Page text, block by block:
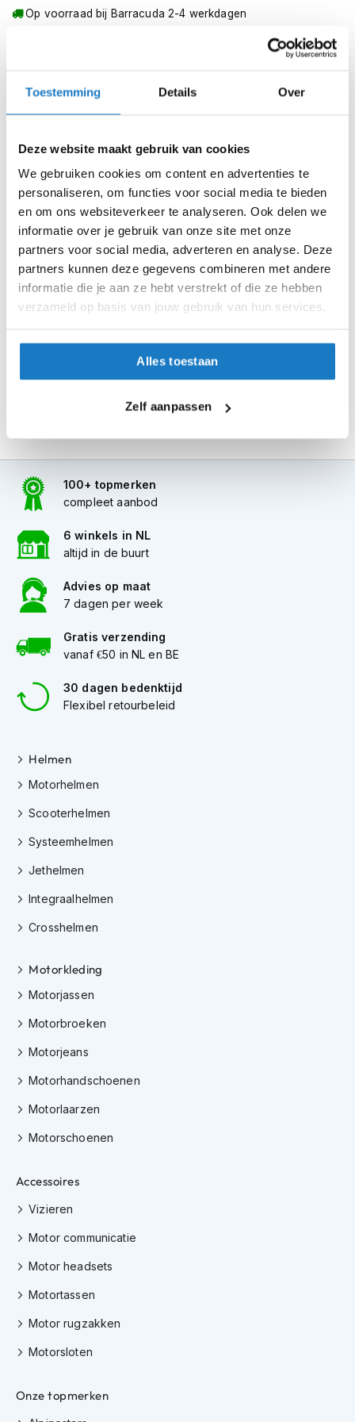
Toestemming Details Over
Deze website maakt gebruik van cookies
We gebruiken cookies om content en advertenties te
personaliseren, om functies voor social media te bieden
en om ons websiteverkeer te analyseren. Ook delen we
informatie over je gebruik van onze site met onze
partners voor social media, adverteren en analyse. Deze
partners kunnen deze gegevens combineren met andere
informatie die je aan ze hebt verstrekt of die ze hebben
verzameld op basis van jouw gebruik van hun services.
Alles toestaan
Zelf aanpassen
e
l
e
m
o
o
r
h
e
m
e
n
p
k
h
e
l
m
n
H
e
r
e
m
o
r
h
m
n
D
a
m
h
e
m
e
n
K
n
e
o
o
h
e
m
n
S
o
_x000D_
Voor extra informatie of technische ondersteuning kunt u
Op voorraad bij Barracuda 2-4 werkdagen
Levertijd onbekend, neem eventueel contact met ons op
Niet meer leverbaar
Zo werkt Reserveren & Passen
Controleer de winkelvoorraad in bovenstaande tabel.
Voeg het product toe aan je winkelwagen en klik op "Ik
ga bestellen".
Selecteer je winkel bij "Vrijblijvende winkelreservering"
en rond je bestelling af.
Seintje ontvangen via e-mail? Kom je artikelen passen in
de winkel.
Alles naar tevredenheid? Betaal in de winkel.
100+ topmerken
compleet aanbod
6 winkels in NL
altijd in de buurt
Advies op maat
7 dagen per week
Gratis verzending
vanaf €50 in NL en BE
30 dagen bedenktijd
Flexibel retourbeleid
Helmen
Motorhelmen
Scooterhelmen
Systeemhelmen
Jethelmen
Integraalhelmen
Crosshelmen
Motorkleding
Motorjassen
Motorbroeken
Motorjeans
Motorhandschoenen
Motorlaarzen
Motorschoenen
Accessoires
Vizieren
Motor communicatie
Motor headsets
Motortassen
Motor rugzakken
Motorsloten
Onze topmerken